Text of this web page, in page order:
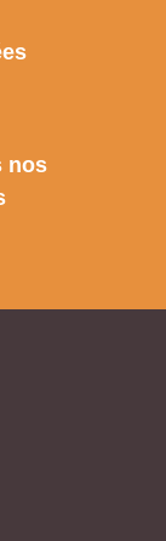
nos